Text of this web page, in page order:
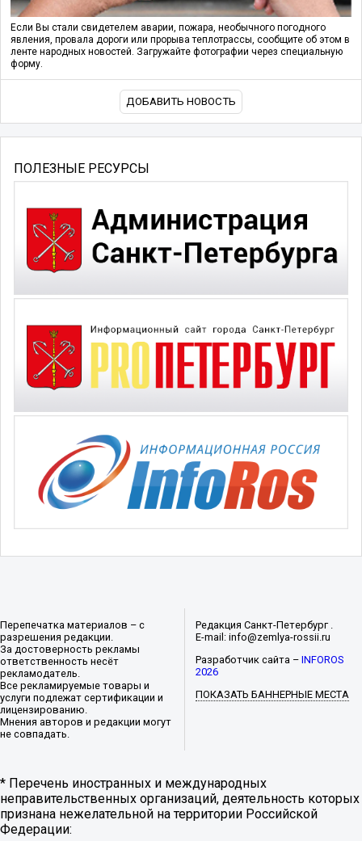
Если Вы стали свидетелем аварии, пожара, необычного погодного
явления, провала дороги или прорыва теплотрассы, сообщите об этом в
ленте народных новостей. Загружайте фотографии через специальную
форму.
ДОБАВИТЬ НОВОСТЬ
ПОЛЕЗНЫЕ РЕСУРСЫ
Перепечатка материалов – с
разрешения редакции.
За достоверность рекламы
ответственность несёт
рекламодатель.
Все рекламируемые товары и
услуги подлежат сертификации и
лицензированию.
Мнения авторов и редакции могут
не совпадать.
Редакция Санкт-Петербург .
E-mail: info@zemlya-rossii.ru
Разработчик сайта –INFOROS
2026
ПОКАЗАТЬ БАННЕРНЫЕ МЕСТА
* Перечень иностранных и международных
неправительственных организаций, деятельность которых
признана нежелательной на территории Российской
Федерации: